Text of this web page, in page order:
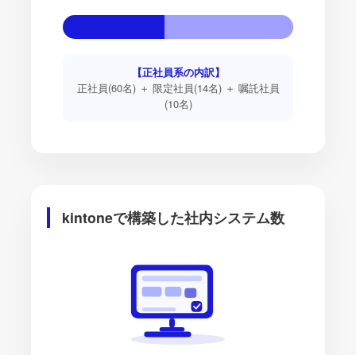
【正社員系の内訳】
正社員(60名) ＋ 限定社員(14名) ＋ 嘱託社員
(10名)
kintoneで構築した社内システム数